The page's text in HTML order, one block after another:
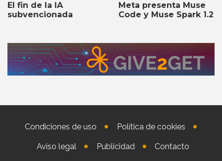
El fin de la IA
subvencionada
Meta presenta Muse
Code y Muse Spark 1.2
Condiciones de uso Política de cookies
Aviso legal Publicidad Contacto